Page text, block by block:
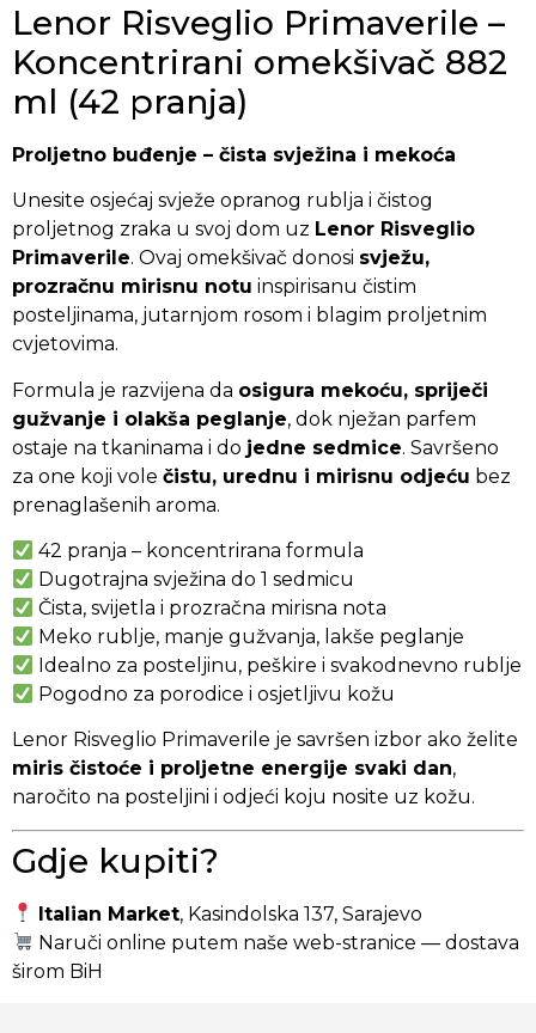
Lenor Risveglio Primaverile –
Koncentrirani omekšivač 882
ml (42 pranja)
Proljetno buđenje – čista svježina i mekoća
Unesite osjećaj svježe opranog rublja i čistog
proljetnog zraka u svoj dom uz Lenor Risveglio
Primaverile. Ovaj omekšivač donosi svježu,
prozračnu mirisnu notu inspirisanu čistim
posteljinama, jutarnjom rosom i blagim proljetnim
cvjetovima.
Formula je razvijena da osigura mekoću, spriječi
gužvanje i olakša peglanje, dok nježan parfem
ostaje na tkaninama i do jedne sedmice. Savršeno
za one koji vole čistu, urednu i mirisnu odjeću bez
prenaglašenih aroma.
42 pranja – koncentrirana formula
Dugotrajna svježina do 1 sedmicu
Čista, svijetla i prozračna mirisna nota
Meko rublje, manje gužvanja, lakše peglanje
Idealno za posteljinu, peškire i svakodnevno rublje
Pogodno za porodice i osjetljivu kožu
Lenor Risveglio Primaverile je savršen izbor ako želite
miris čistoće i proljetne energije svaki dan,
naročito na posteljini i odjeći koju nosite uz kožu.
Gdje kupiti?
Italian Market, Kasindolska 137, Sarajevo
Naruči online putem naše web-stranice — dostava
širom BiH